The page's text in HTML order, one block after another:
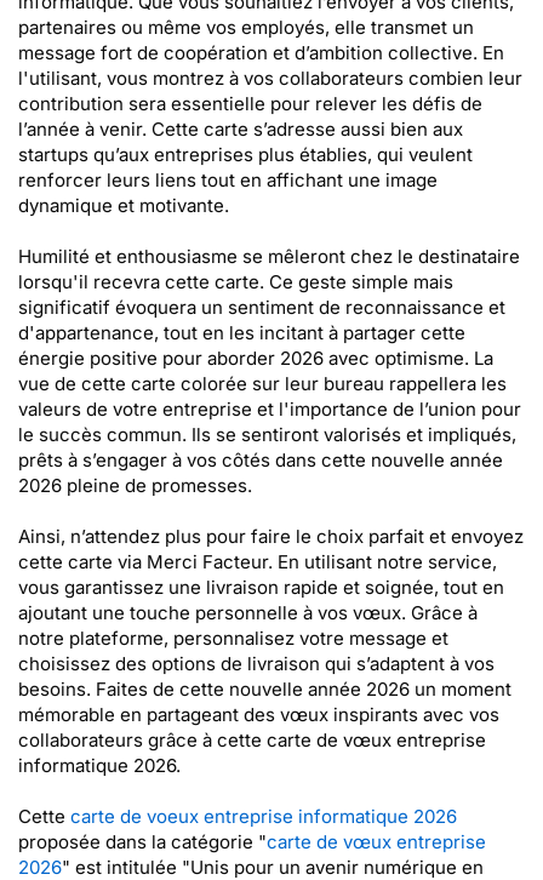
partenaires ou même vos employés, elle transmet un
message fort de coopération et d’ambition collective. En
l'utilisant, vous montrez à vos collaborateurs combien leur
contribution sera essentielle pour relever les défis de
l’année à venir. Cette carte s’adresse aussi bien aux
startups qu’aux entreprises plus établies, qui veulent
renforcer leurs liens tout en affichant une image
dynamique et motivante.
Humilité et enthousiasme se mêleront chez le destinataire
lorsqu'il recevra cette carte. Ce geste simple mais
significatif évoquera un sentiment de reconnaissance et
d'appartenance, tout en les incitant à partager cette
énergie positive pour aborder 2026 avec optimisme. La
vue de cette carte colorée sur leur bureau rappellera les
valeurs de votre entreprise et l'importance de l’union pour
le succès commun. Ils se sentiront valorisés et impliqués,
prêts à s’engager à vos côtés dans cette nouvelle année
2026 pleine de promesses.
Ainsi, n’attendez plus pour faire le choix parfait et envoyez
cette carte via Merci Facteur. En utilisant notre service,
vous garantissez une livraison rapide et soignée, tout en
ajoutant une touche personnelle à vos vœux. Grâce à
notre plateforme, personnalisez votre message et
choisissez des options de livraison qui s’adaptent à vos
besoins. Faites de cette nouvelle année 2026 un moment
mémorable en partageant des vœux inspirants avec vos
collaborateurs grâce à cette carte de vœux entreprise
informatique 2026.
Cette carte de voeux entreprise informatique 2026
proposée dans la catégorie "carte de vœux entreprise
2026" est intitulée "Unis pour un avenir numérique en